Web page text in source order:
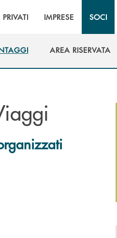
PRIVATI IMPRESE SOCI
AREA RISERVATA